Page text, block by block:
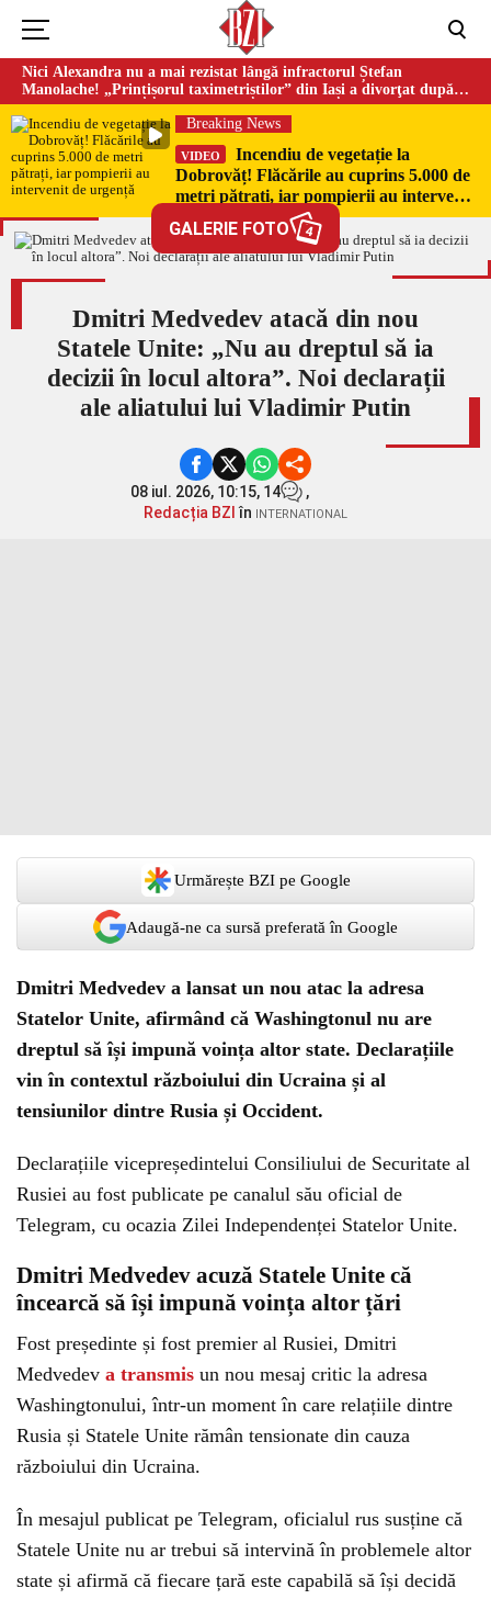
Nici Alexandra nu a mai rezistat lângă infractorul Ștefan
Manolache! „Prințișorul taximetriștilor” din Iași a divorţat după
doi ani de căsnicie
Breaking News
VIDEO
Incendiu de vegetație la
Dobrovăț! Flăcările au cuprins 5.000 de
metri pătrați, iar pompierii au intervenit
GALERIE FOTO 4
Dmitri Medvedev atacă din nou
Statele Unite: „Nu au dreptul să ia
decizii în locul altora”. Noi declarații
ale aliatului lui Vladimir Putin
08 iul. 2026, 10:15, 14
,
Redacția BZI în INTERNATIONAL
Urmărește BZI pe Google
Adaugă-ne ca sursă preferată în Google
Dmitri Medvedev a lansat un nou atac la adresa
Statelor Unite, afirmând că Washingtonul nu are
dreptul să își impună voința altor state. Declarațiile
vin în contextul războiului din Ucraina și al
tensiunilor dintre Rusia și Occident.
Declarațiile vicepreședintelui Consiliului de Securitate al
Rusiei au fost publicate pe canalul său oficial de
Telegram, cu ocazia Zilei Independenței Statelor Unite.
Dmitri Medvedev acuză Statele Unite că
încearcă să își impună voința altor țări
Fost președinte și fost premier al Rusiei, Dmitri
Medvedev a transmis un nou mesaj critic la adresa
Washingtonului, într-un moment în care relațiile dintre
Rusia și Statele Unite rămân tensionate din cauza
războiului din Ucraina.
În mesajul publicat pe Telegram, oficialul rus susține că
Statele Unite nu ar trebui să intervină în problemele altor
state și afirmă că fiecare țară este capabilă să își decidă